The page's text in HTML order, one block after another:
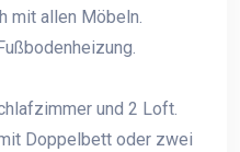
mit allen Möbeln.
und 2 Loft.
Doppelbett oder zwei